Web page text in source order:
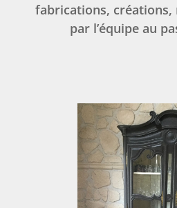
fabrications, créations,
par l’équipe au